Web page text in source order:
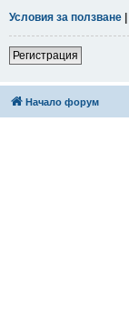
Условия за ползване
Регистрация
Начало форум